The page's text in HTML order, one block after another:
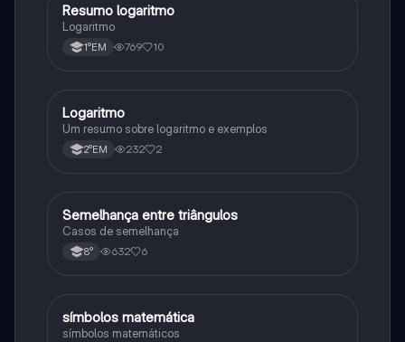
Matematica
Resumo logaritmo
Logaritmo
1°EM 769 10
Matematica
Logaritmo
Um resumo sobre logaritmo e exemplos
2°EM 232 2
Matematica
Semelhança entre triângulos
Casos de semelhança
8° 632 6
Matematica
símbolos matemática
símbolos matemáticos